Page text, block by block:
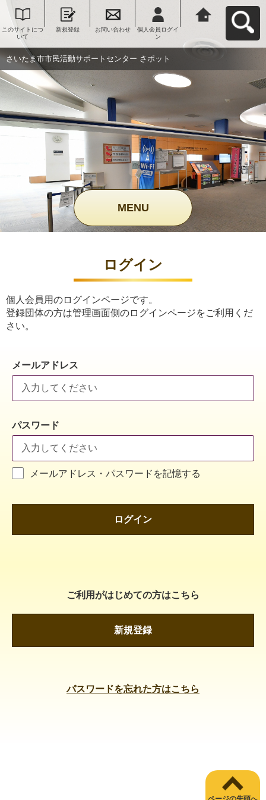
このサイトにつ
いて
新規登録 お問い合わせ
個人会員ログイ
ン
ンター さポット
へ戻る
さいたま市市民活動サポートセンター さポット
MENU
ログイン
個人会員用のログインページです。
登録団体の方は管理画面側のログインページをご利用くだ
さい。
メールアドレス
パスワード
メールアドレス・パスワードを記憶する
ログイン
ご利用がはじめての方はこちら
新規登録
パスワードを忘れた方はこちら